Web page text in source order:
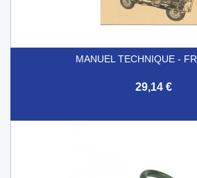
MANUEL TECHNIQUE -
29,14 €